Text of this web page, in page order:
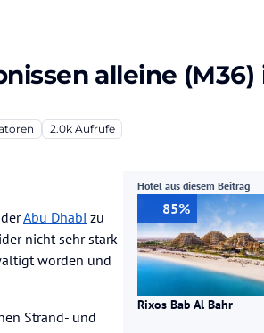
alleine
2.0k Aufrufe
Abu Dhabi zu
nicht sehr stark
worden und
Strand- und
Hotel aus diesem Beitrag
85%
Rixos Bab Al Bahr